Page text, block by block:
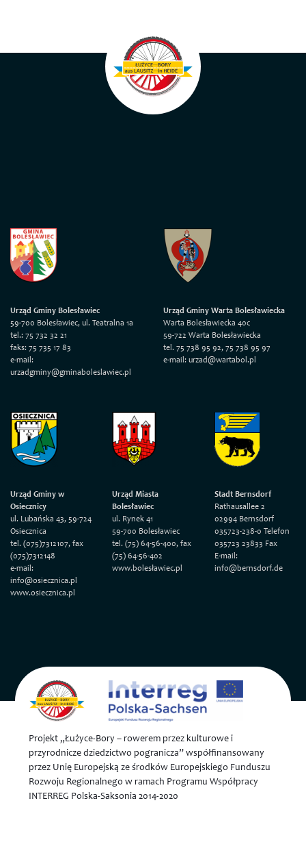
Urząd Gminy Bolesławiec
59-700 Bolesławiec, ul. Teatralna 1a
tel.: 75 732 32 21
faks: 75 735 17 83
e-mail:
urzadgminy@gminaboleslawiec.pl
Urząd Gminy Warta Bolesławiecka
Warta Bolesławiecka 40c
59-722 Warta Bolesławiecka
tel. 75 738 95 92, 75 738 95 97
e-mail: urzad@wartabol.pl
Urząd Gminy w
Osiecznicy
ul. Lubańska 43, 59-724
Osiecznica
tel. (075)7312107, fax
(075)7312148
e-mail:
info@osiecznica.pl
www.osiecznica.pl
Urząd Miasta
Bolesławiec
ul. Rynek 41
59-700 Bolesławiec
tel. (75) 64-56-400, fax
(75) 64-56-402
www.bolesławiec.pl
Stadt Bernsdorf
Rathausallee 2
02994 Bernsdorf
035723-238-0 Telefon
035723 23833 Fax
E-mail:
info@bernsdorf.de
Projekt „Łużyce-Bory – rowerem przez kulturowe i
przyrodnicze dziedzictwo pogranicza” współfinansowany
przez Unię Europejską ze środków Europejskiego Funduszu
Rozwoju Regionalnego w ramach Programu Współpracy
INTERREG Polska-Saksonia 2014-2020